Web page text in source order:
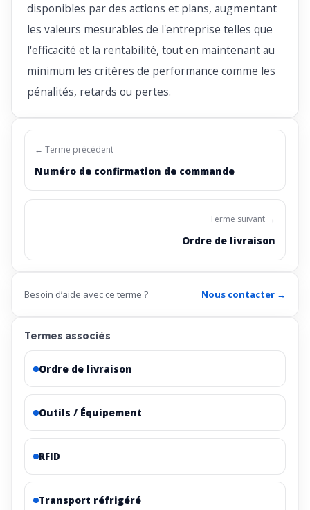
disponibles par des actions et plans, augmentant
les valeurs mesurables de l'entreprise telles que
l'efficacité et la rentabilité, tout en maintenant au
minimum les critères de performance comme les
pénalités, retards ou pertes.
← Terme précédent
Numéro de confirmation de commande
Terme suivant →
Ordre de livraison
Besoin d’aide avec ce terme ? Nous contacter →
Termes associés
Ordre de livraison
Outils / Équipement
RFID
Transport réfrigéré